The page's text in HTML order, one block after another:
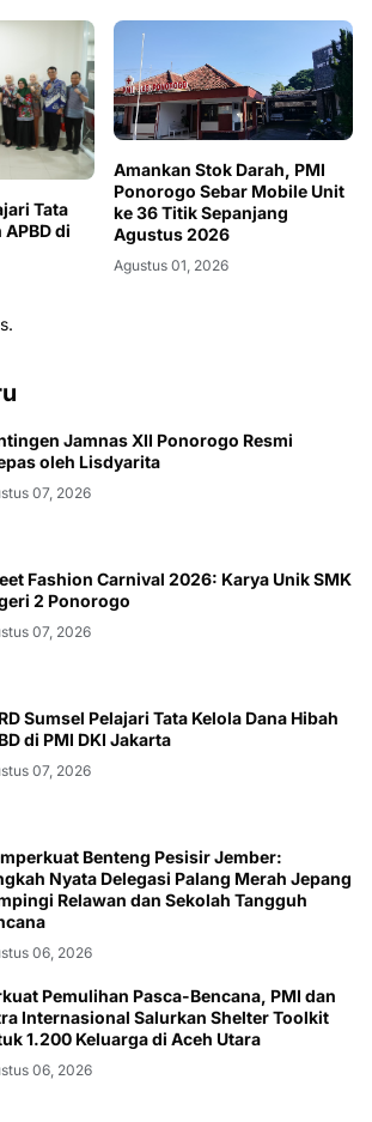
Tata
di
Amankan Stok Darah, PMI
Ponorogo Sebar Mobile Unit
ke 36 Titik Sepanjang
Agustus 2026
Agustus 01, 2026
Jamnas XII Ponorogo Resmi
oleh Lisdyarita
07, 2026
Fashion Carnival 2026: Karya Unik SMK
2 Ponorogo
07, 2026
Sumsel Pelajari Tata Kelola Dana Hibah
di PMI DKI Jakarta
07, 2026
Benteng Pesisir Jember:
Nyata Delegasi Palang Merah Jepang
Relawan dan Sekolah Tangguh
06, 2026
Pemulihan Pasca-Bencana, PMI dan
Internasional Salurkan Shelter Toolkit
1.200 Keluarga di Aceh Utara
06, 2026